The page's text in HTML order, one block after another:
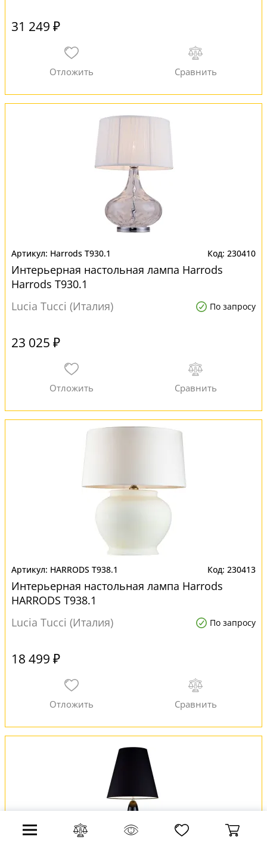
31 249 ₽
Harrods T930.1 230410
Интерьерная настольная лампа Harrods
Harrods T930.1
Lucia Tucci (Италия)
По запросу
23 025 ₽
HARRODS T938.1 230413
Интерьерная настольная лампа Harrods
HARRODS T938.1
Lucia Tucci (Италия)
По запросу
18 499 ₽